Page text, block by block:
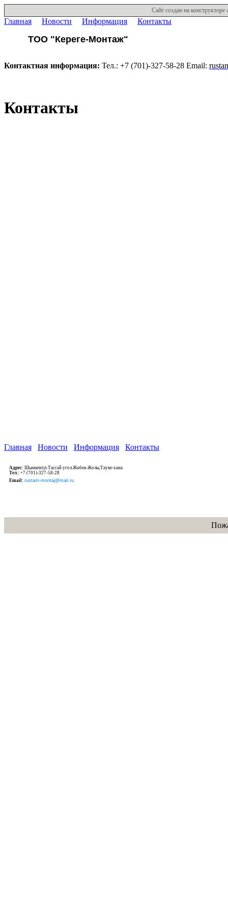
Сайт создан на
Главная Новости Информация Контакты
ТОО "Кереге-Монтаж"
Контактная информация: Тел.: +7 (701)-327-58-28 Email:
Контакты
Главная Новости Информация Контакты
Адрес: Шымкент,п.Тассай угол.Жибек-Жолы,Тауке-хана
Тел.: +7 (701)-327-58-28
Email: rustam-montaj@mail.ru